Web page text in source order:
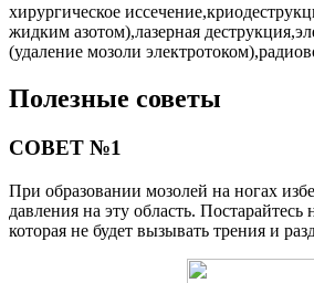
хирургическое
жидким азотом),лазерная
(удаление мозоли
Полезные советы
СОВЕТ №1
При образовании мозолей на ногах
давления на эту область.
которая не будет вызывать трения и